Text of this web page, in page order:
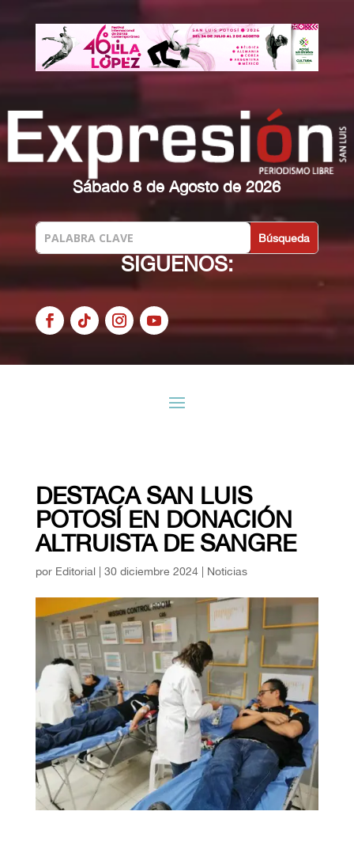
Sábado 8 de Agosto de 2026
SIGUENOS:
DESTACA SAN LUIS
POTOSÍ EN DONACIÓN
ALTRUISTA DE SANGRE
por Editorial| 30 diciembre 2024| Noticias